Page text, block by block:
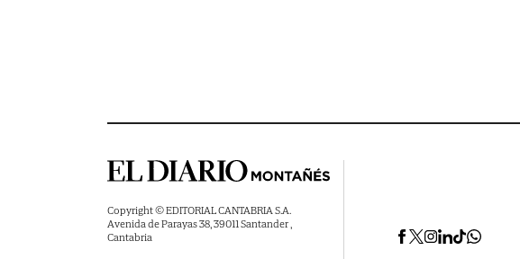
Copyright © EDITORIAL CANTABRIA S.A.
Avenida de Parayas 38, 39011 Santander ,
Cantabria